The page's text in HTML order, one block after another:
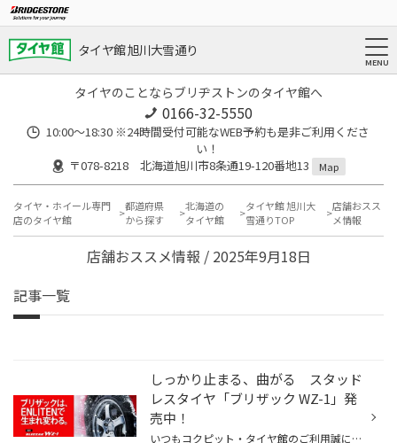
タイヤ館 旭川大雪通り
タイヤのことならブリヂストンのタイヤ館へ
0166-32-5550
10:00～18:30 ※24時間受付可能なWEB予約も是非ご利用くださ
い！
〒078-8218 北海道旭川市8条通19-120番地13
Map
タイヤ・ホイール専門
店のタイヤ館
都道府県
から探す
北海道の
タイヤ館
タイヤ館 旭川大
雪通りTOP
店舗おスス
メ情報
店舗おススメ情報 / 2025年9月18日
記事一覧
しっかり止まる、曲がる スタッド
レスタイヤ「ブリザック WZ-1」発
売中！
いつもコクピット・タイヤ館のご利用誠にありがとうございます。 今回は、9月より発売となった、商品設計基盤技術「ENLITEN」を搭載した, 乗用車用スタッドレスタイヤ「BLIZZAK WZ-1」についてご紹介いたします。 冬道の安心・安全を支える3つの特徴 しっかり止まる、曲がる「ブリザックWZ-1」の製...